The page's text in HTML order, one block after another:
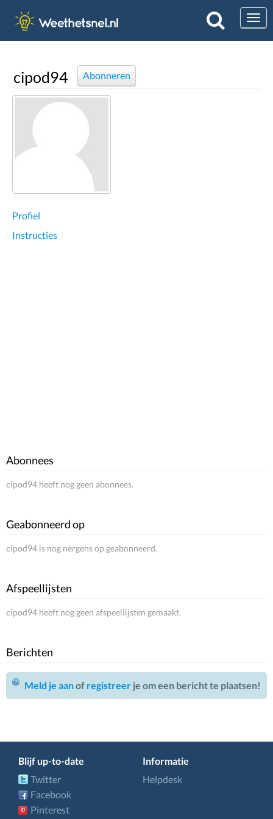
cipod94 Abonneren
Profiel
Instructies
Abonnees
cipod94 heeft nog geen abonnees.
Geabonneerd op
cipod94 is nog nergens op geabonneerd.
Afspeellijsten
cipod94 heeft nog geen afspeellijsten gemaakt.
Berichten
Meld je aanof registreer je om een bericht te plaatsen!
Blijf up-to-date
Twitter
Facebook
Pinterest
Informatie
Helpdesk